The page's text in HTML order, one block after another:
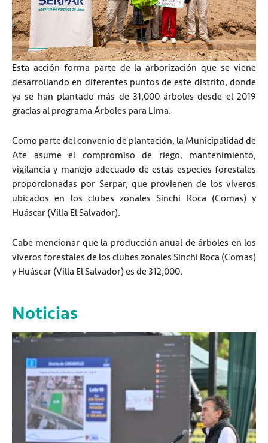
Esta acción forma parte de la arborización que se viene
desarrollando en diferentes puntos de este distrito, donde
ya se han plantado más de 31,000 árboles desde el 2019
gracias al programa Árboles para Lima.
Como parte del convenio de plantación, la Municipalidad de
Ate asume el compromiso de riego, mantenimiento,
vigilancia y manejo adecuado de estas especies forestales
proporcionadas por Serpar, que provienen de los viveros
ubicados en los clubes zonales Sinchi Roca (Comas) y
Huáscar (Villa El Salvador).
Cabe mencionar que la producción anual de árboles en los
viveros forestales de los clubes zonales Sinchi Roca (Comas)
y Huáscar (Villa El Salvador) es de 312,000.
Noticias